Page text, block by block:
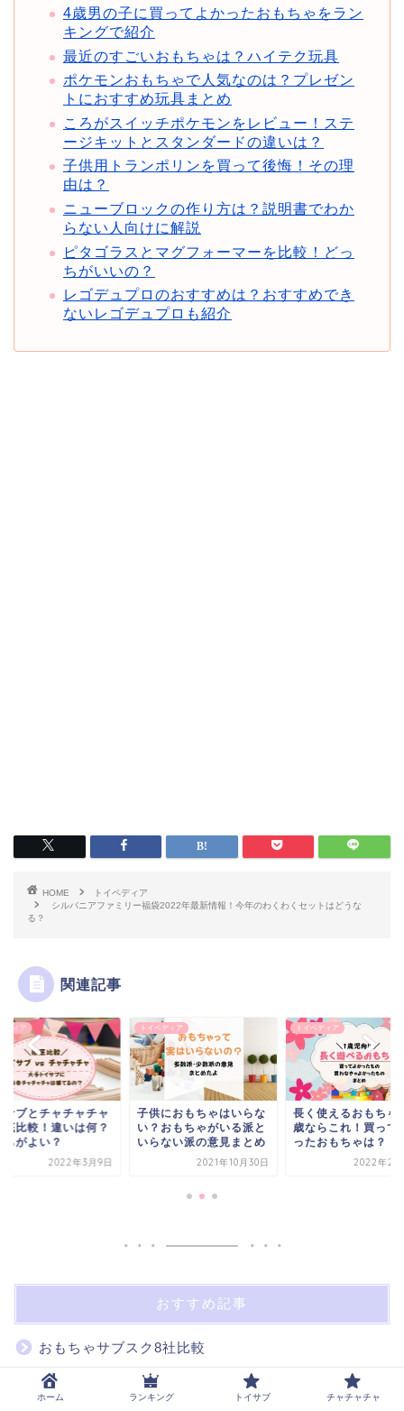
4歳男の子に買ってよかったおもちゃをラン
キングで紹介
最近のすごいおもちゃは？ハイテク玩具
ポケモンおもちゃで人気なのは？プレゼン
トにおすすめ玩具まとめ
ころがスイッチポケモンをレビュー！ステ
ージキットとスタンダードの違いは？
子供用トランポリンを買って後悔！その理
由は？
ニューブロックの作り方は？説明書でわか
らない人向けに解説
ピタゴラスとマグフォーマーを比較！どっ
ちがいいの？
レゴデュプロのおすすめは？おすすめでき
ないレゴデュプロも紹介
HOME
トイペディア
シルバニアファミリー福袋2022年最新情報！今年のわくわくセットはどうな
る？
関連記事
ャ
？
トイペディア
子供におもちゃはいらな
い？おもちゃがいる派と
いらない派の意見まとめ
2021年10月30日
長く使えるおもちゃは1
歳ならこれ！買ってよか
ったおもちゃは？
2022年2月24日
トイペディア
トイサ
を徹底
どっち
おすすめ記事
おもちゃサブスク8社比較
トイサブの口コミ・評判
ホーム ランキング トイサブ チャチャチャ